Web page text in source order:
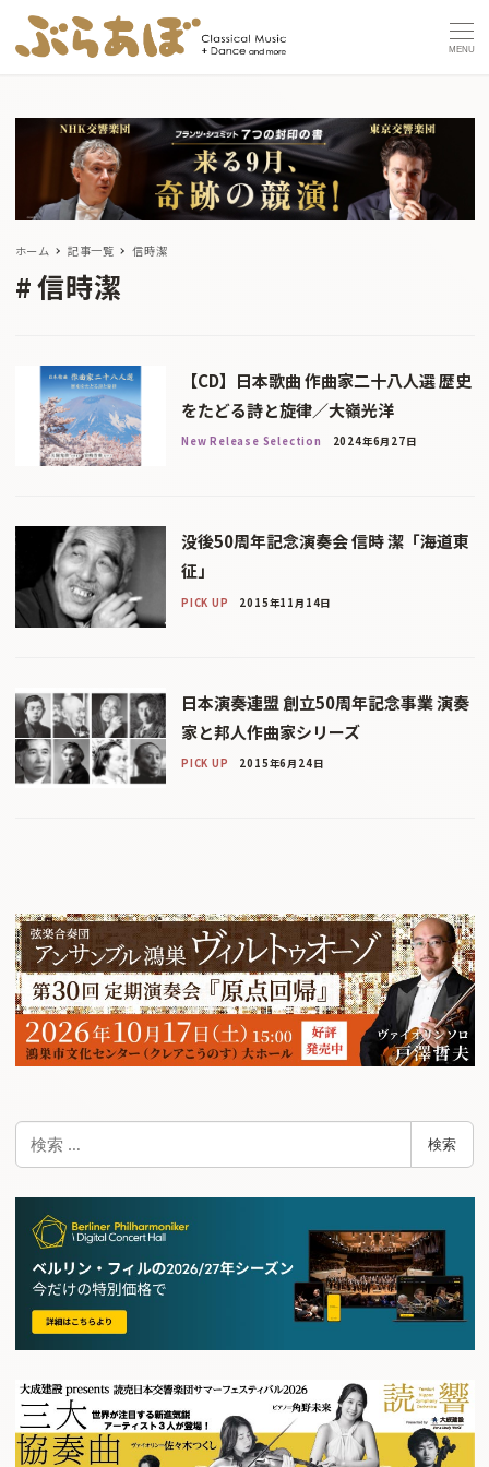
MENU
ホーム 記事一覧 信時潔
信時潔
【CD】日本歌曲 作曲家二十八人選 歴史
をたどる詩と旋律／大嶺光洋
New Release Selection 2024年6月27日
没後50周年記念演奏会 信時 潔「海道東
征」
PICK UP 2015年11月14日
日本演奏連盟 創立50周年記念事業 演奏
家と邦人作曲家シリーズ
PICK UP 2015年6月24日
検索